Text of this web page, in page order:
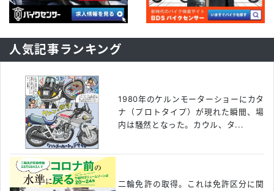
人気記事ランキング
1980年のケルンモーターショーにカタ
ナ（プロトタイプ）が現れた瞬間、場
内は騒然となった。カウル、タ...
二輪免許の取得。これは免許区分に関